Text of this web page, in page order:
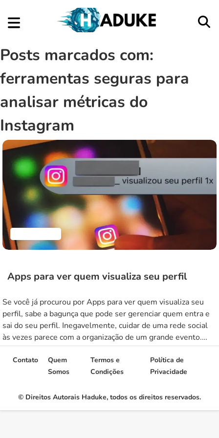
Posts marcados com:
ferramentas seguras para
analisar métricas do
Instagram
Apps para ver quem visualiza seu perfil
Se você já procurou por Apps para ver quem visualiza seu
perfil, sabe a bagunça que pode ser gerenciar quem entra e
sai do seu perfil. Inegavelmente, cuidar de uma rede social
às vezes parece com a organização de um grande evento.
Você precisa saber quem está na lista VIP, quem entrou de
penetra e […]
© Direitos Autorais Haduke, todos os direitos reservados.
Contato
Quem
Somos
Termos e
Condições
Política de
Privacidade